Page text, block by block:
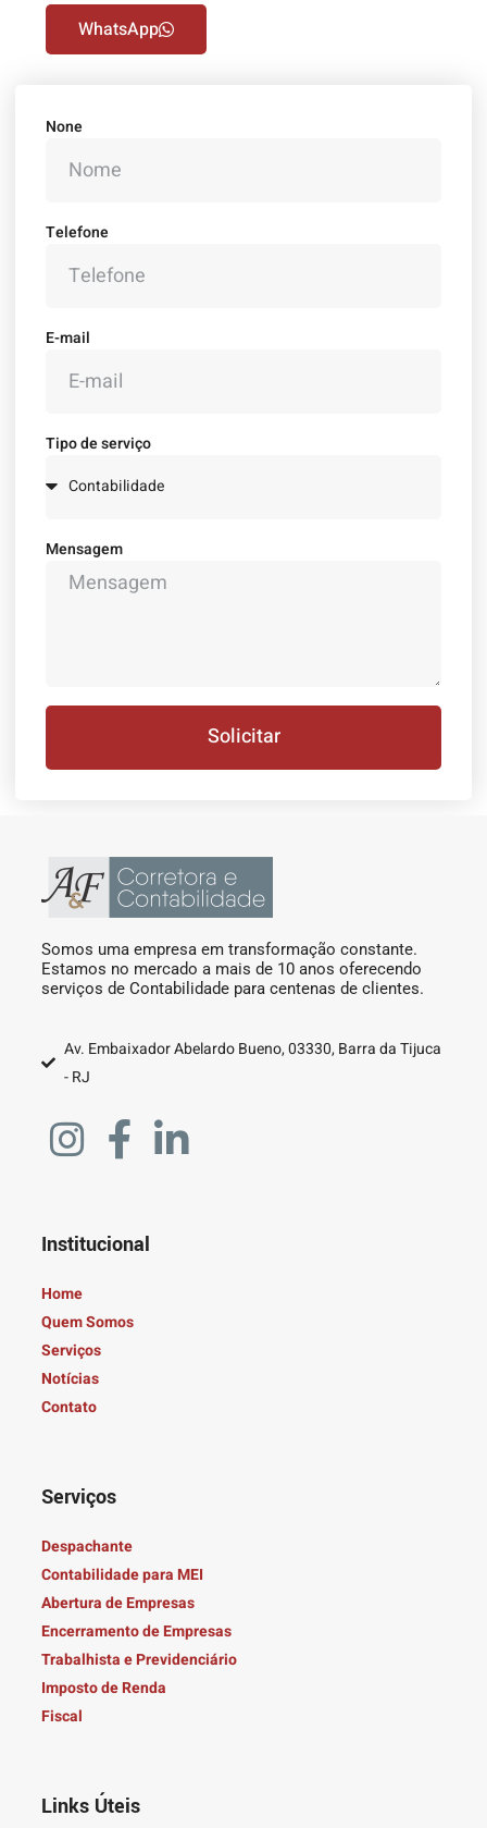
WhatsApp
None
Telefone
E-mail
Tipo de serviço
Mensagem
Solicitar
Somos uma empresa em transformação constante.
Estamos no mercado a mais de 10 anos oferecendo
serviços de Contabilidade para centenas de clientes.
Av. Embaixador Abelardo Bueno, 03330, Barra da Tijuca
- RJ
Institucional
Home
Quem Somos
Serviços
Notícias
Contato
Serviços
Despachante
Contabilidade para MEI
Abertura de Empresas
Encerramento de Empresas
Trabalhista e Previdenciário
Imposto de Renda
Fiscal
Links Úteis